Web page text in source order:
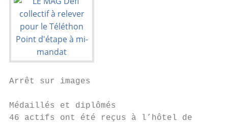
Arrêt sur images                             ça
Médaillés et diplômés
46 actifs ont été reçus à l’hôtel de